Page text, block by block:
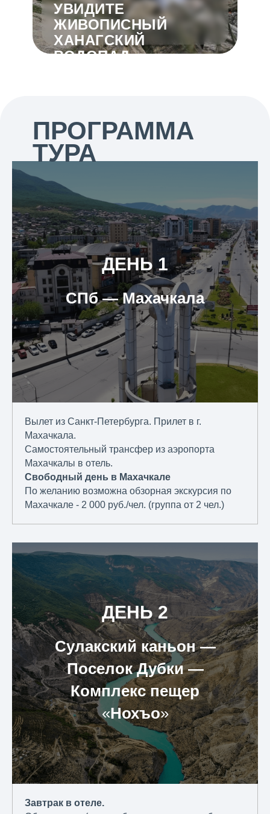
УВИДИТЕ
ЖИВОПИСНЫЙ
ХАНАГСКИЙ
ВОДОПАД
ПРОГРАММА
ТУРА
ДЕНЬ 1
СПб ― Махачкала
Вылет из Санкт-Петербурга. Прилет в г.
Махачкала.
Самостоятельный трансфер из аэропорта
Махачкалы в отель.
Свободный день в Махачкале
По желанию возможна обзорная экскурсия по
Махачкале - 2 000 руб./чел. (группа от 2 чел.)
ДЕНЬ 2
Сулакский каньон ―
Поселок Дубки ―
Комплекс пещер
«Нохъо»
Завтрак в отеле.